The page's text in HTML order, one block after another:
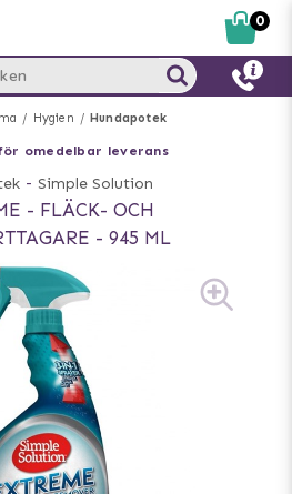
Hygien Hundapotek
omedelbar leverans
- Simple Solution
- FLÄCK- OCH
- 945 ML
0